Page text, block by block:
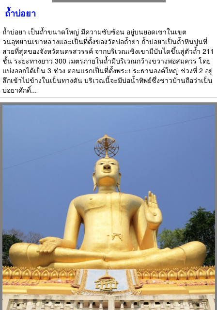
ถ้ำบ่อยา
ถ้ำบ่อยา เป็นถ้ำขนาดใหญ่ มีความซับซ้อน อยู่บนยอดเขาในเขต
วนอุทยานเขาหลวงและเป็นที่ตั้งของวัดบ่อถ้ำยา ถ้ำบ่อยาเป็นถ้ำหินปูนที่
สวยที่สุดของจังหวัดนครสวรรค์ จากบริเวณเชิงเขามีบันไดขึ้นสู่ตัวถ้ำ 211
ชั้น ระยะทางยาว 300 เมตรภายในถ้ำมีบริเวณกว้างขวางพอสมควร โดย
แบ่งออกได้เป็น 3 ช่วง ตอนแรกเป็นที่ตั้งพระประธานองค์ใหญ่ ช่วงที่ 2 อยู่
ลึกเข้าไปข้างในเป็นทางตัน บริเวณนี้จะมีบ่อน้ำทิพย์ซึ่งชาวบ้านถือว่าเป็น
บ่อยาศักดิ์...